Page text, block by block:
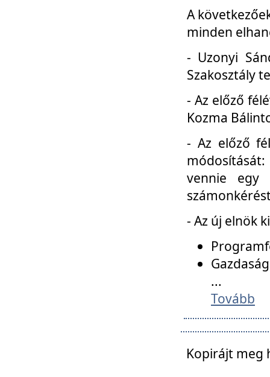
A
minden
- Uzonyi
Szakosztály
- Az előző
Kozma
- Az előző
vennie egy
- Az új elnök
...
Tovább
Kopirájt meg